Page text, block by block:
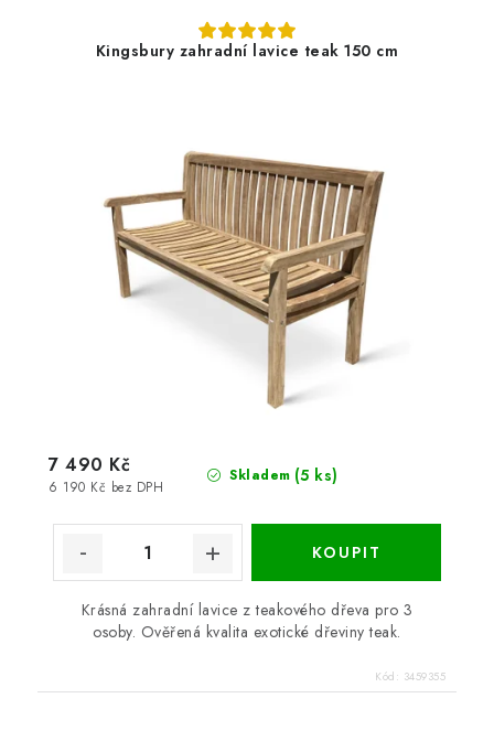
Kingsbury zahradní lavice teak 150 cm
Skladem (5 ks)
6 190 Kč bez DPH
7 490 Kč
Krásná zahradní lavice z teakového dřeva pro 3
osoby. Ověřená kvalita exotické dřeviny teak.
Kód: 3459355